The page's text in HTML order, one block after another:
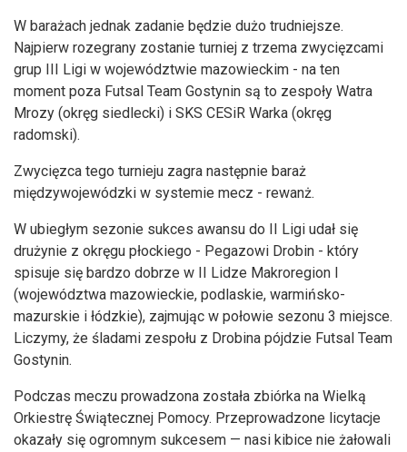
W barażach jednak zadanie będzie dużo trudniejsze.
Najpierw rozegrany zostanie turniej z trzema zwycięzcami
grup III Ligi w województwie mazowieckim - na ten
moment poza Futsal Team Gostynin są to zespoły Watra
Mrozy (okręg siedlecki) i SKS CESiR Warka (okręg
radomski).
Zwycięzca tego turnieju zagra następnie baraż
międzywojewódzki w systemie mecz - rewanż.
W ubiegłym sezonie sukces awansu do II Ligi udał się
drużynie z okręgu płockiego - Pegazowi Drobin - który
spisuje się bardzo dobrze w II Lidze Makroregion I
(województwa mazowieckie, podlaskie, warmińsko-
mazurskie i łódzkie), zajmując w połowie sezonu 3 miejsce.
Liczymy, że śladami zespołu z Drobina pójdzie Futsal Team
Gostynin.
Podczas meczu prowadzona została zbiórka na Wielką
Orkiestrę Świątecznej Pomocy. Przeprowadzone licytacje
okazały się ogromnym sukcesem — nasi kibice nie żałowali